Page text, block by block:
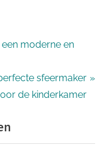
moderne en
sfeermaker
de kinderkamer